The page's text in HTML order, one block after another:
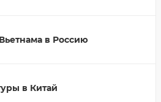
в Россию
в Китай